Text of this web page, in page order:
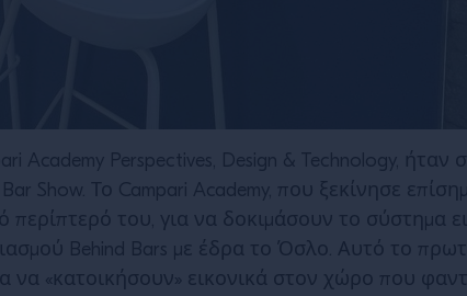
Academy Perspectives, Design & Technology,
Show. Το Campari Academy, που ξεκίνησε
περίπτερό του, για να δοκιμάσουν το σύστημα
Behind Bars με έδρα το Όσλο. Αυτό το
να «κατοικήσουν» εικονικά στον χώρο που